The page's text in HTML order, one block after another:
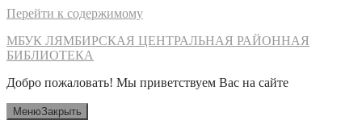
Перейти к содержимому
МБУК ЛЯМБИРСКАЯ ЦЕНТРАЛЬНАЯ РАЙОННАЯ
БИБЛИОТЕКА
Добро пожаловать! Мы приветствуем Вас на сайте
МенюЗакрыть